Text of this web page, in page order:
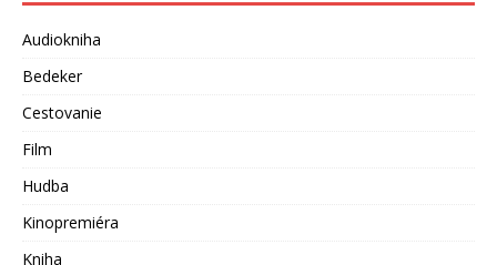
Audiokniha
Bedeker
Cestovanie
Film
Hudba
Kinopremiéra
Kniha